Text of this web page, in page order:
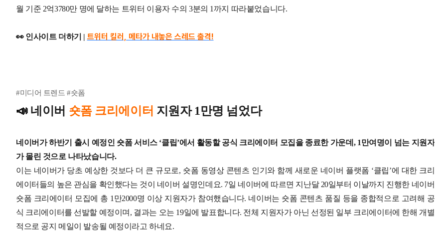
월 기준 2억3780만 명에 달하는 트위터 이용자 수의 3분의 1까지 따라붙었습니다.
👀 인사이트 더하기 | 트위터 킬러, 메타가 내놓은 스레드 출격!
#미디어 트렌드 #숏폼
📣 네이버 숏폼 크리에이터 지원자 1만명 넘었다
네이버가 하반기 출시 예정인 숏폼 서비스 ‘클립’에서 활동할 공식 크리에이터 모집을 종료한 가운데, 1만여명이 넘는 지원자
가 몰린 것으로 나타났습니다.
이는 네이버가 당초 예상한 것보다 더 큰 규모로, 숏폼 동영상 콘텐츠 인기와 함께 새로운 네이버 플랫폼 ‘클립’에 대한 크리
에이터들의 높은 관심을 확인했다는 것이 네이버 설명인데요. 7일 네이버에 따르면 지난달 20일부터 이날까지 진행한 네이버
숏폼 크리에이터 모집에 총 1만2000명 이상 지원자가 참여했습니다. 네이버는 숏폼 콘텐츠 품질 등을 종합적으로 고려해 공
식 크리에이터를 선발할 예정이며, 결과는 오는 19일에 발표합니다. 전체 지원자가 아닌 선정된 일부 크리에이터에 한해 개별
적으로 공지 메일이 발송될 예정이라고 하네요.